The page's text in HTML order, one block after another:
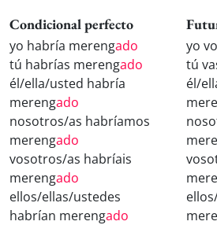
Condicional perfecto
yo habría merengado
tú habrías merengado
él/ella/usted habría
merengado
nosotros/as habríamos
merengado
vosotros/as habríais
merengado
ellos/ellas/ustedes
habrían merengado
yo
tú
él/